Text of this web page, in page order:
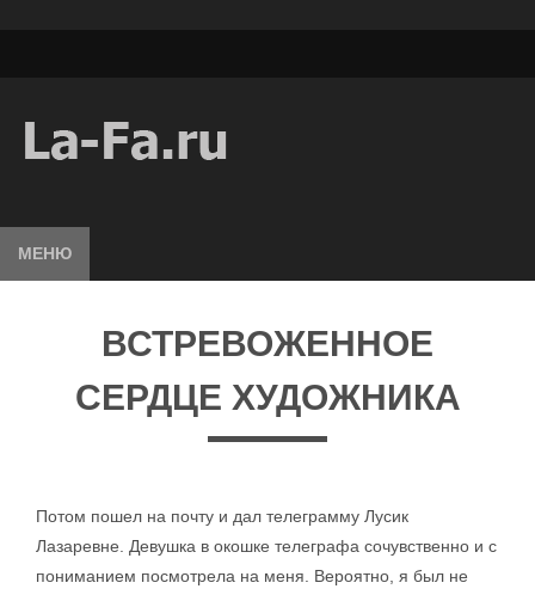
МЕНЮ
ВСТРЕВОЖЕННОЕ
СЕРДЦЕ ХУДОЖНИКА
Потом пошел на почту и дал телеграмму Лусик
Лазаревне. Девушка в окошке телеграфа сочувственно и с
пониманием посмотрела на меня. Вероятно, я был не